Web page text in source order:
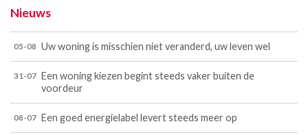
Nieuws
05-08 Uw woning is misschien niet veranderd, uw leven wel
31-07
Een woning kiezen begint steeds vaker buiten de
voordeur
08-07 Een goed energielabel levert steeds meer op